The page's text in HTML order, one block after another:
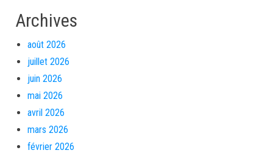
Archives
août 2026
juillet 2026
juin 2026
mai 2026
avril 2026
mars 2026
février 2026